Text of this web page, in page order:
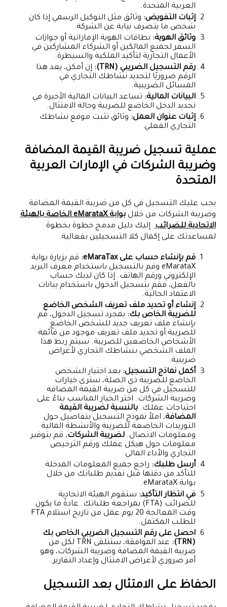
العربية المتحدة.
إثبات التفويض: وثائق مثل التوكيل الرسمي إذا كان
شخص ما يتصرف نيابة عن الشركة.
وثائق الهوية: بطاقات الهوية الإماراتية أو جوازات
السفر لجميع المالكين أو الشركاء المشاركين في
الأعمال التجارية لتأكيد الملكية والسيطرة.
رقم التسجيل الضريبي (TRN):
إن أمكن، يعد هذا
الرقم ضروريًا لتحديد نشاطك التجاري في
المسائل الضريبية.
البيانات المالية: تساعد البيانات المالية الأخيرة في
تحديد الدخل الخاضع للضريبة وحالة الامتثال.
إثبات عنوان العمل: وثائق تثبت موقع نشاطك
التجاري الفعلي
عملية تسجيل ضريبة القيمة المضافة
وضريبة الشركات في الإمارات العربية
المتحدة
يجب عليك التسجيل في كل من ضريبة القيمة المضافة
وضريبة الشركات من خلال
بوابة eMarataX الخاصة بالهيئة
الاتحادية للضرائب. إليك دليل مدمج خطوة بخطوة
لمساعدتك على إكمال كلا التسجيلين بفعالية.
قم بإنشاء حساب على eMaraTax:
قم بزيارة بوابة
eMarataX وقم بالتسجيل باستخدام معرف البريد
الإلكتروني ورقم الهاتف. إذا كان لديك حساب
بالفعل، فقم بتسجيل الدخول باستخدام بيانات
الاعتماد الحالية.
إنشاء أو تحديد ملف تعريف الشخص الخاضع
للضريبة الخاص بك: بمجرد تسجيل الدخول، قم
بإنشاء ملف تعريف جديد للشخص الخاضع
للضريبة أو تحديد ملف تعريف موجود من قائمة
الأشخاص الخاضعين للضريبة. سيتم ربط هذا
الملف الشخصي بنشاطك التجاري لأغراض
ضريبية.
أكمل نماذج التسجيل: بعد اختيار الشخص
الخاضع للضريبة ذي الصلة، سترى خيارات
للتسجيل في كل من ضريبة القيمة المضافة
وضريبة الشركات. اختر الخيار المناسب بناءً على
احتياجات عملك.بالنسبة لضريبة القيمة
المضافة، املأ نموذج التسجيل بتفاصيل حول
التوريدات الخاضعة للضريبة والأنشطة المالية
ومعلومات الاتصال.لضريبة الشركات، قم بتوفير
معلومات حول هيكل عملك ورقم الترخيص
التجاري والأداء المالي.
أرسل طلبك: راجع جميع المعلومات المدخلة
للتأكد من دقتها قبل تقديم طلباتك من خلال
بوابة eMarataX.
في انتظار التأكيد: ستقوم الهيئة الاتحادية
للضرائب (FTA) بمراجعة طلباتك. عادةً ما يكون
وقت المعالجة 20 يوم عمل من تاريخ استلام FTA
للطلب المكتمل.
احصل على رقم التسجيل الضريبي الخاص بك
(TRN):
عند الموافقة، ستتلقى TRN لكل من
ضريبة القيمة المضافة وضريبة الشركات، وهو
أمر ضروري لأغراض الامتثال وإعداد التقارير.
الحفاظ على الامتثال بعد التسجيل